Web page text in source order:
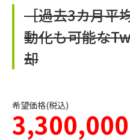
［過去3カ月平
動化も可能な
却
希望価格(税込)
3,300,000